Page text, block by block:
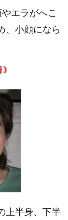
エラがへこ
、小顔になら
上半身、下半